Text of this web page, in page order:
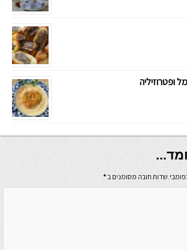
ופטרוזיליה
חובה מסומנים ב*